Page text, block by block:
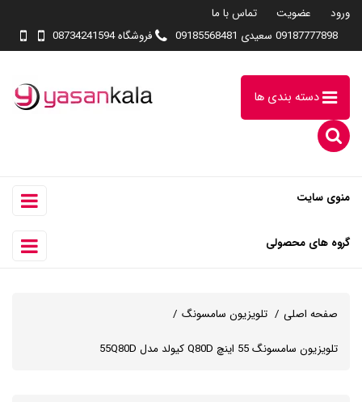
ورود عضویت
تماس با ما
09187777898 سعیدی 09185568481
فروشگاه 08734241594
دسته بندی ها
منوی سایت
گروه های محصولی
صفحه اصلی تلویزیون سامسونگ
تلویزیون سامسونگ 55 اینچ Q80D کیولد مدل 55Q80D